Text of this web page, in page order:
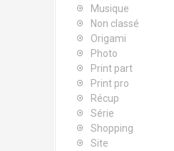
Musique
Non classé
Origami
Photo
Print part
Print pro
Récup
Série
Shopping
Site